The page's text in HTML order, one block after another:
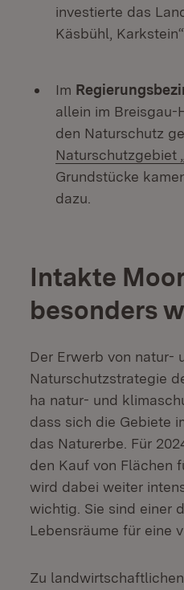
investierte das
Käsbühl, Karkstein“.
Im
allein im Breisgau-
den Naturschutz
Naturschutzgebiet
Grundstücke
dazu.
Intakte
besonders
Der Erwerb von natur-
Naturschutzstrategie
ha natur- und
dass sich die Gebiete
das Naturerbe. Für
den Kauf von Flächen
wird dabei weiter
wichtig. Sie sind einer
Lebensräume für eine
Zu